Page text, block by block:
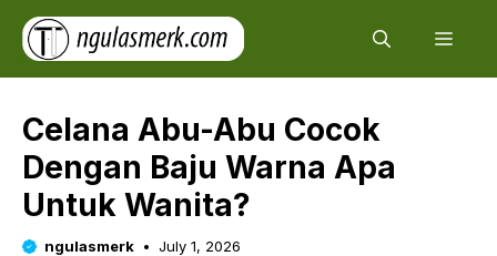
Skip
content
Celana Abu-Abu Cocok
Dengan Baju Warna Apa
Untuk Wanita?
ngulasmerk July 1, 2026